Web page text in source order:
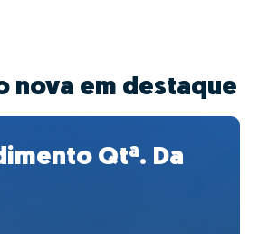
nova em destaque
Qtª. Da